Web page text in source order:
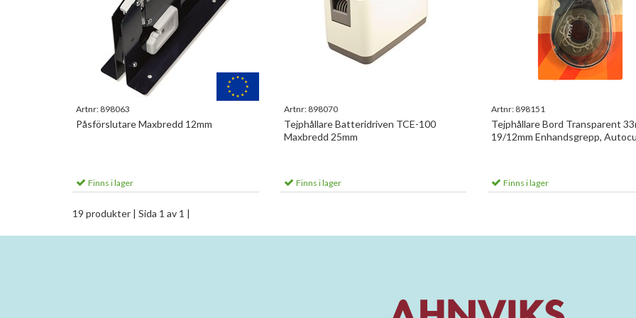
Artnr: 898063
Påsförslutare Maxbredd 12mm
Finns i lager
Artnr: 898070
Tejphållare Batteridriven TCE-100
Maxbredd 25mm
Finns i lager
Artnr: 898151
Tejphållare Bord Transparent
19/12mm Enhandsgrepp,
Finns i lager
19 produkter | Sida 1 av 1 |